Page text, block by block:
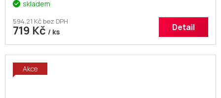
skladem
594,21 Kč bez DPH
719 Kč / ks Detail
Akce